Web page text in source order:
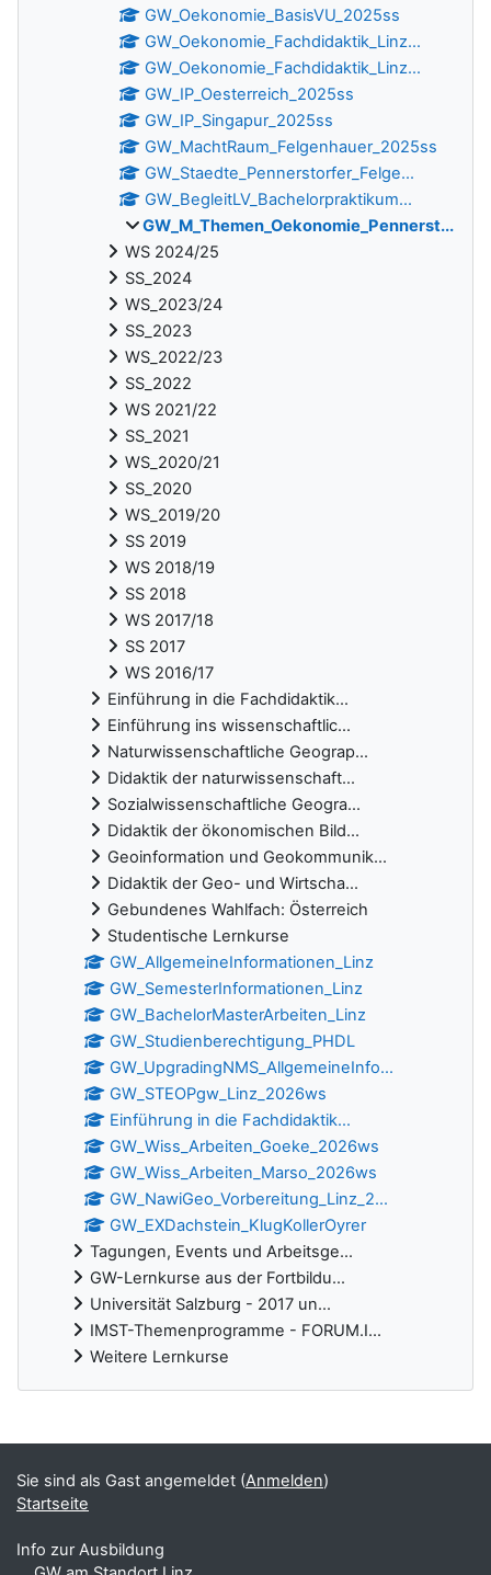
GW_Oekonomie_BasisVU_2025ss
GW_Oekonomie_Fachdidaktik_Linz...
GW_Oekonomie_Fachdidaktik_Linz...
GW_IP_Oesterreich_2025ss
GW_IP_Singapur_2025ss
GW_MachtRaum_Felgenhauer_2025ss
GW_Staedte_Pennerstorfer_Felge...
GW_BegleitLV_Bachelorpraktikum...
GW_M_Themen_Oekonomie_Pennerst...
WS 2024/25
SS_2024
WS_2023/24
SS_2023
WS_2022/23
SS_2022
WS 2021/22
SS_2021
WS_2020/21
SS_2020
WS_2019/20
SS 2019
WS 2018/19
SS 2018
WS 2017/18
SS 2017
WS 2016/17
Einführung in die Fachdidaktik...
Einführung ins wissenschaftlic...
Naturwissenschaftliche Geograp...
Didaktik der naturwissenschaft...
Sozialwissenschaftliche Geogra...
Didaktik der ökonomischen Bild...
Geoinformation und Geokommunik...
Didaktik der Geo- und Wirtscha...
Gebundenes Wahlfach: Österreich
Studentische Lernkurse
GW_AllgemeineInformationen_Linz
GW_SemesterInformationen_Linz
GW_BachelorMasterArbeiten_Linz
GW_Studienberechtigung_PHDL
GW_UpgradingNMS_AllgemeineInfo...
GW_STEOPgw_Linz_2026ws
Einführung in die Fachdidaktik...
GW_Wiss_Arbeiten_Goeke_2026ws
GW_Wiss_Arbeiten_Marso_2026ws
GW_NawiGeo_Vorbereitung_Linz_2...
GW_EXDachstein_KlugKollerOyrer
Tagungen, Events und Arbeitsge...
GW-Lernkurse aus der Fortbildu...
Universität Salzburg - 2017 un...
IMST-Themenprogramme - FORUM.I...
Weitere Lernkurse
Ergänzungsblöcke
Sie sind als Gast angemeldet (Anmelden)
Startseite
Info zur Ausbildung